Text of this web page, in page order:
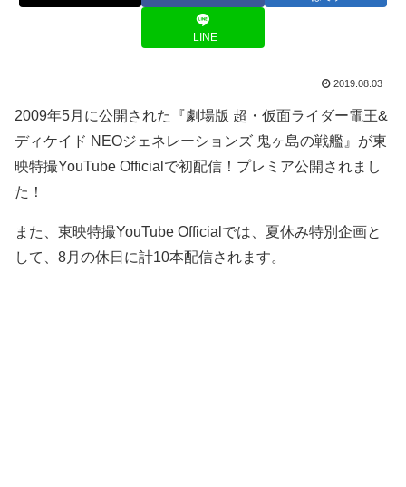
LINE
2019.08.03
2009年5月に公開された『劇場版 超・仮面ライダー電王&
ディケイド NEOジェネレーションズ 鬼ヶ島の戦艦』が東
映特撮YouTube Officialで初配信！プレミア公開されまし
た！
また、東映特撮YouTube Officialでは、夏休み特別企画と
して、8月の休日に計10本配信されます。